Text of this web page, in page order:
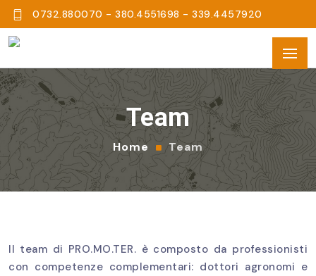
0732.880070 - 380.4551698 - 339.4457920
Team
Home Team
Il team di PRO.MO.TER. è composto da professionisti
con competenze complementari: dottori agronomi e